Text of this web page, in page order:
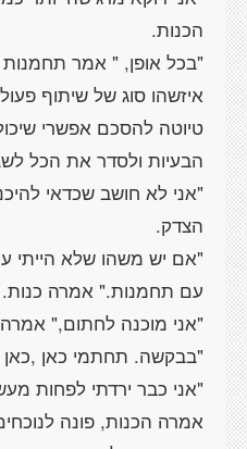
הכנות.
"בכל אופן, " אמר תחמנות
איזשהו סוג של שיתוף
טיוטה להסכם אפשרי
הבעיות ולסדר את הכל
"אני לא חושב שכדאי
הצדק.
"אם יש משהו שלא הייתי
עם תחמנות." אמרה כנות.
"אני מוכנה לחתום,"
"בבקשה. תחתמי כאן
"אני כבר ירדתי לפחות
אמרה הכנות, פונה